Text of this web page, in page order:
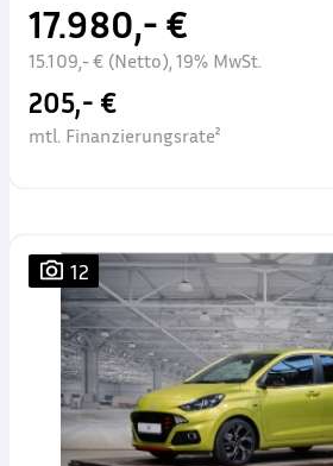
17.980,- €
15.109,- € (Netto), 19% MwSt.
205,- €
mtl. Finanzierungsrate²
12